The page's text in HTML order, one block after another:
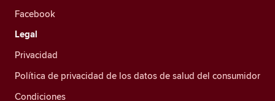
Facebook
Legal
Privacidad
Política de privacidad de los datos de salud del consumidor
Condiciones